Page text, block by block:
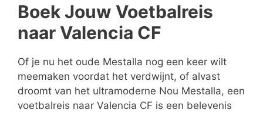
Boek Jouw Voetbalreis
naar Valencia CF
Of je nu het oude Mestalla nog een keer wilt
meemaken voordat het verdwijnt, of alvast
droomt van het ultramoderne Nou Mestalla, een
voetbalreis naar Valencia CF is een belevenis